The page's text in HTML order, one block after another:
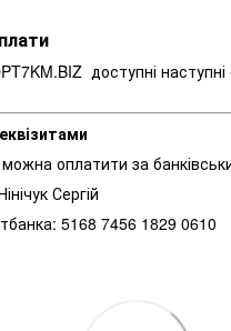
доступні
оплатити за
Сергій
5168 7456